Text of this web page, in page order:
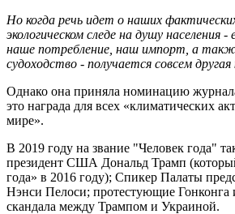
Но когда речь идет о наших
экологическом следе на душу населения
наше потребление, наш импорт, а
судоходство - получается совсем
Однако она приняла номинацию
это награда для всех «климатических
мире».
В 2019 году на звание "Человек года"
президент США Дональд Трамп
года» в 2016 году); Спикер Палаты
Нэнси Пелоси; протестующие Гонконга
скандала между Трампом и Украиной.